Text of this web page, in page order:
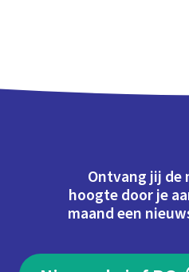
Ontvang jij de
hoogte door je
maand een